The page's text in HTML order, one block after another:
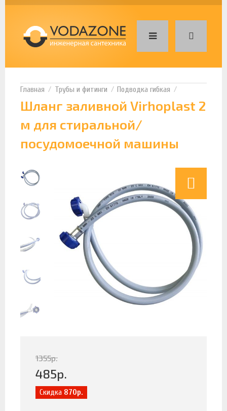
Трубы и фитинги Подводка гибкая
Шланг заливной Virhoplast 2
м для стиральной/
посудомоечной машины
1355р.
485р.
Скидка 870р.